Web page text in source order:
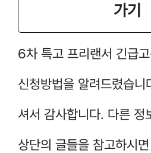
가기
6차 특고 프리랜서 긴급
신청방법을 알려드렸습
셔서 감사합니다. 다른 정
상단의 글들을 참고하시